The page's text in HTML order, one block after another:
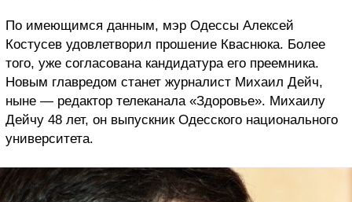
По имеющимся данным, мэр Одессы Алексей
Костусев удовлетворил прошение Кваснюка. Более
того, уже согласована кандидатура его преемника.
Новым главредом станет журналист Михаил Дейч,
ныне — редактор телеканала «Здоровье». Михаилу
Дейчу 48 лет, он выпускник Одесского национального
университета.